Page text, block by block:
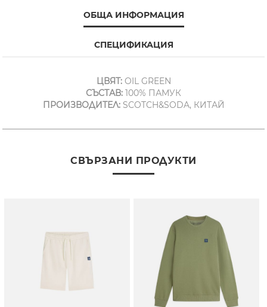
ОБЩА ИНФОРМАЦИЯ
СПЕЦИФИКАЦИЯ
ЦВЯТ:OIL GREEN
СЪСТАВ: 100% ПАМУК
ПРОИЗВОДИТЕЛ:SCOTCH&SODA, КИТАЙ
СВЪРЗАНИ ПРОДУКТИ